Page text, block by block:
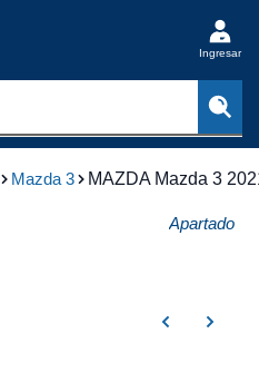
Ingresar
Mazda 3 MAZDA Mazda 3
Apartado